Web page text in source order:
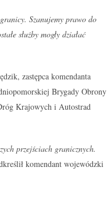
Szanujemy prawo do
służby mogły działać
zastępca komendanta
Brygady Obrony
Krajowych i Autostrad
przejściach granicznych.
komendant wojewódzki